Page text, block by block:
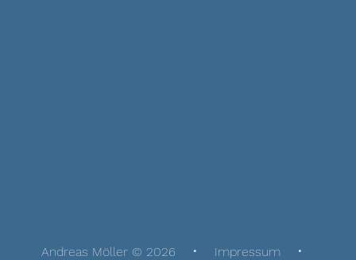
Andreas Möller © 2026 Impressum